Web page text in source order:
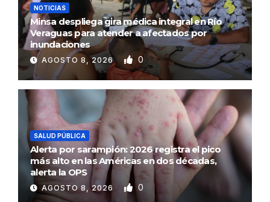
NOTICIAS
Minsa despliega gira médica integral en Río
Veraguas para atender a afectados por
inundaciones
AGOSTO 8, 2026 0
SALUD PÚBLICA
Alerta por sarampión: 2026 registra el pico
más alto en las Américas en dos décadas,
alerta la OPS
AGOSTO 8, 2026 0